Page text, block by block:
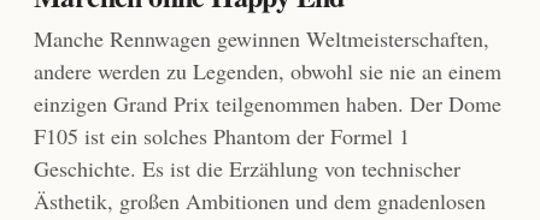
Manche Rennwagen gewinnen Weltmeisterschaften,
andere werden zu Legenden, obwohl sie nie an einem
einzigen Grand Prix teilgenommen haben. Der Dome
F105 ist ein solches Phantom der Formel 1
Geschichte. Es ist die Erzählung von technischer
Ästhetik, großen Ambitionen und dem gnadenlosen